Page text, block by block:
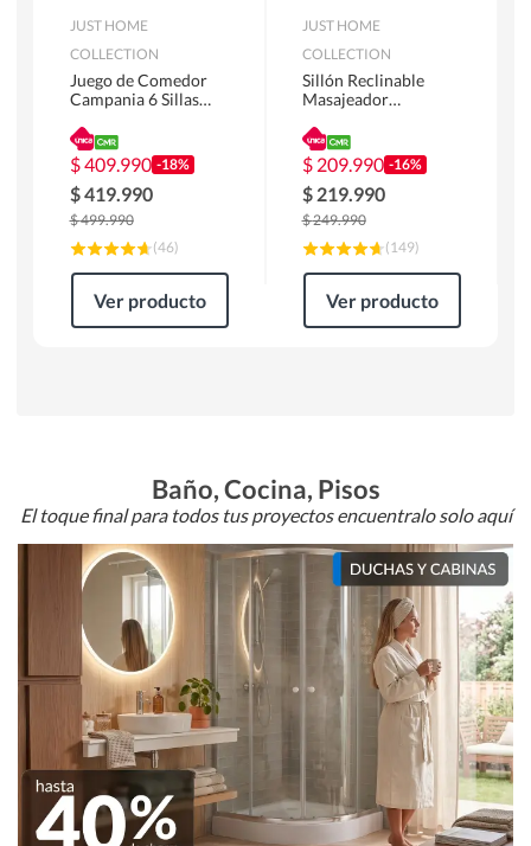
JUST HOME
COLLECTION
Juego de Comedor
Campania 6 Sillas
180 x 90 x 76 cm
Café
$409.990 -18%
$419.990
$499.990
(46)
Ver producto
JUST HOME
COLLECTION
Sillón Reclinable
Masajeador
Atlanta 91x101x94
cm Negro
$ 209.990 -16%
$ 219.990
$249.990
(149)
Ver producto
Baño, Cocina, Pisos
El toque final para todos tus proyectos encuentralo solo aquí